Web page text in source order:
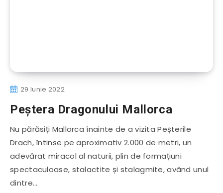
29 Iunie 2022
Peștera Dragonului Mallorca
Nu părăsiți Mallorca înainte de a vizita Peșterile
Drach, întinse pe aproximativ 2.000 de metri, un
adevărat miracol al naturii, plin de formațiuni
spectaculoase, stalactite și stalagmite, având unul
dintre…